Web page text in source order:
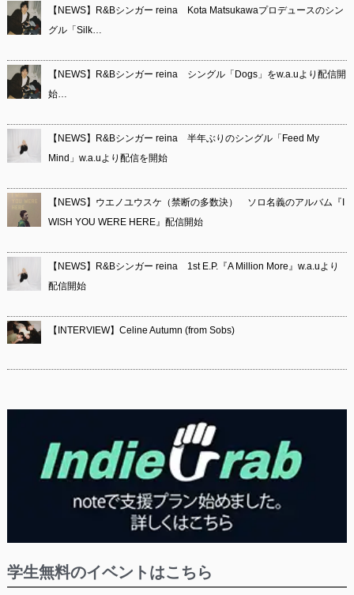
【NEWS】R&Bシンガー reina Kota Matsukawaプロデュースのシン
グル「Silk…
【NEWS】R&Bシンガー reina シングル「Dogs」をw.a.uより配信開
始…
【NEWS】R&Bシンガー reina 半年ぶりのシングル「Feed My
Mind」w.a.uより配信を開始
【NEWS】ウエノユウスケ（禁断の多数決） ソロ名義のアルバム『I
WISH YOU WERE HERE』配信開始
【NEWS】R&Bシンガー reina 1st E.P.『A Million More』w.a.uより
配信開始
【INTERVIEW】Celine Autumn (from Sobs)
学生無料のイベントはこちら